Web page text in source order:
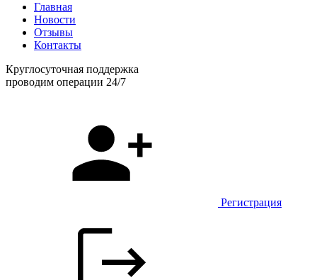
Главная
Новости
Отзывы
Контакты
Круглосуточная поддержка
проводим операции 24/7
Регистрация